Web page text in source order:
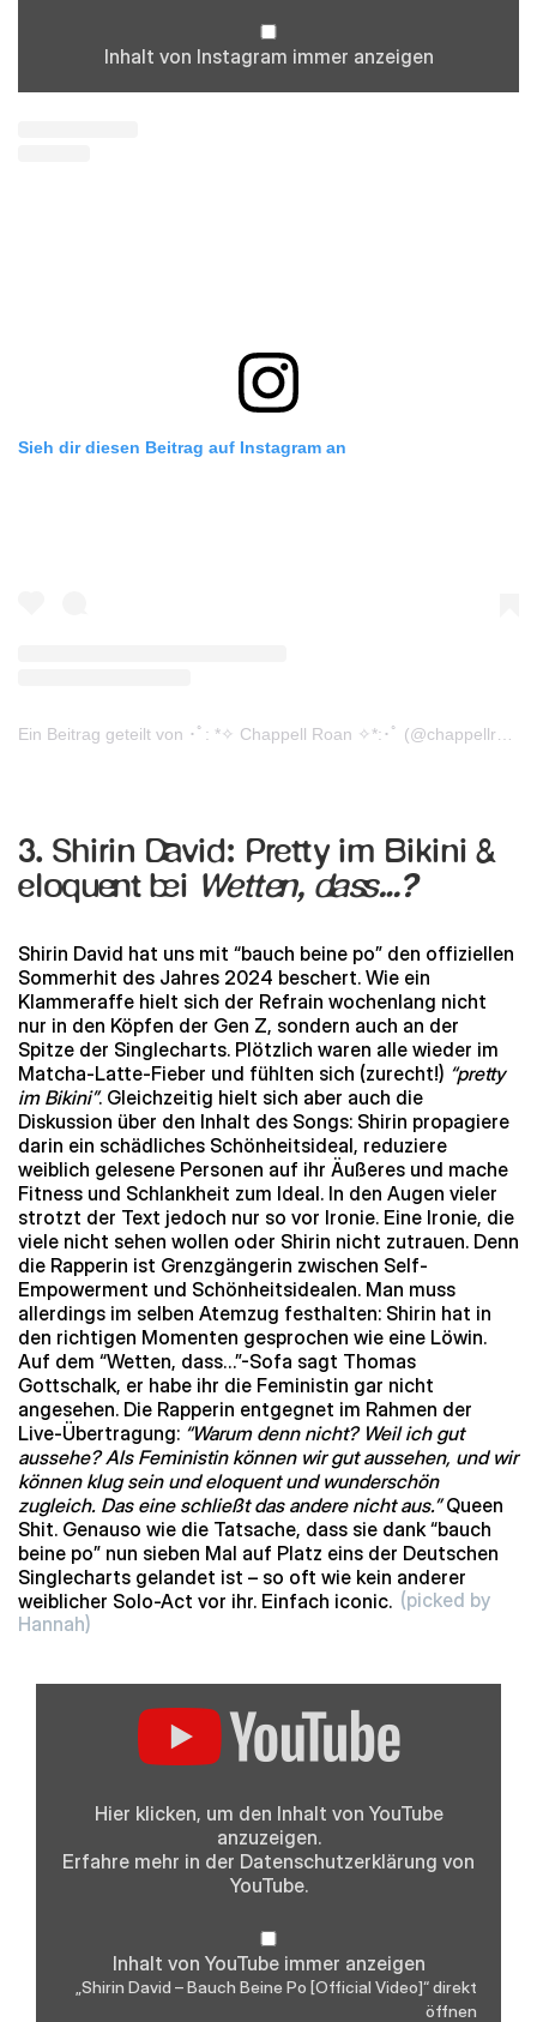
Inhalt von Instagram immer anzeigen
Sieh dir diesen Beitrag auf Instagram an
3. Shirin David: Pretty im Bikini &
eloquent bei Wetten, dass…?
Shirin David hat uns mit “bauch beine po” den offiziellen
Sommerhit des Jahres 2024 beschert. Wie ein
Klammeraffe hielt sich der Refrain wochenlang nicht
nur in den Köpfen der Gen Z, sondern auch an der
Spitze der Singlecharts. Plötzlich waren alle wieder im
Matcha-Latte-Fieber und fühlten sich (zurecht!) “pretty
im Bikini”. Gleichzeitig hielt sich aber auch die
Diskussion über den Inhalt des Songs: Shirin propagiere
darin ein schädliches Schönheitsideal, reduziere
weiblich gelesene Personen auf ihr Äußeres und mache
Fitness und Schlankheit zum Ideal. In den Augen vieler
strotzt der Text jedoch nur so vor Ironie. Eine Ironie, die
viele nicht sehen wollen oder Shirin nicht zutrauen. Denn
die Rapperin ist Grenzgängerin zwischen Self-
Empowerment und Schönheitsidealen. Man muss
allerdings im selben Atemzug festhalten: Shirin hat in
den richtigen Momenten gesprochen wie eine Löwin.
Auf dem “Wetten, dass…”-Sofa sagt Thomas
Gottschalk, er habe ihr die Feministin gar nicht
angesehen. Die Rapperin entgegnet im Rahmen der
Live-Übertragung: “Warum denn nicht? Weil ich gut
aussehe? Als Feministin können wir gut aussehen, und wir
können klug sein und eloquent und wunderschön
zugleich. Das eine schließt das andere nicht aus.”Queen
Shit. Genauso wie die Tatsache, dass sie dank “bauch
beine po” nun sieben Mal auf Platz eins der Deutschen
Singlecharts gelandet ist – so oft wie kein anderer
weiblicher Solo-Act vor ihr. Einfach iconic. (picked by
Hannah)
YouTube
anzeigen
Hier klicken, um den Inhalt von YouTube
anzuzeigen.
Erfahre mehr in der Datenschutzerklärung von
YouTube.
Inhalt von YouTube immer anzeigen
„Shirin David – Bauch Beine Po [Official Video]“ direkt
öffnen